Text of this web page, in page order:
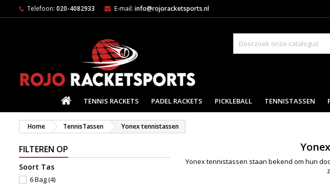
Telefoon: 020-4082933 E-mail: info@rojoracketsports.nl
HOMETENNIS RACKETS PADEL RACKETS PICKLEBALL TENNISTASSEN
Home TennisTassen Yonex tennistassen
FILTEREN OP
Soort Tas
6 Bag(4)
Yonex tennistassen staan bekend om hun